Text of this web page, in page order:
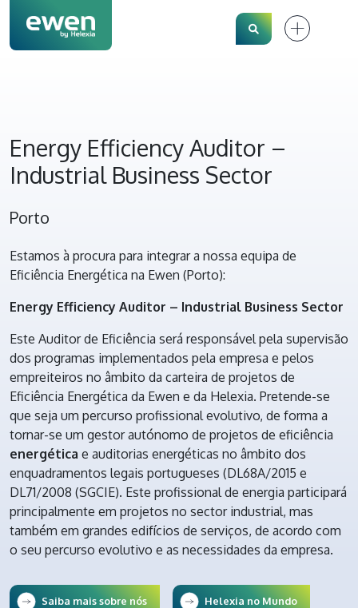
Search
Energy Efficiency Auditor –
Industrial Business Sector
Porto
Estamos à procura para integrar a nossa equipa de
Eficiência Energética na Ewen (Porto):
Energy Efficiency Auditor – Industrial Business Sector
Este Auditor de Eficiência será responsável pela supervisão
dos programas implementados pela empresa e pelos
empreiteiros no âmbito da carteira de projetos de
Eficiência Energética da Ewen e da Helexia. Pretende-se
que seja um percurso profissional evolutivo, de forma a
tornar-se um gestor autónomo de projetos de eficiência
energética e auditorias energéticas no âmbito dos
enquadramentos legais portugueses (DL68A/2015 e
DL71/2008 (SGCIE). Este profissional de energia participará
principalmente em projetos no sector industrial, mas
também em grandes edifícios de serviços, de acordo com
o seu percurso evolutivo e as necessidades da empresa.
Saiba mais sobre nós Helexia no Mundo